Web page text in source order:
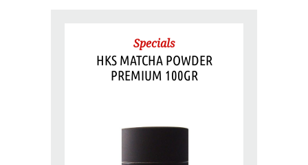
Specials
HKS MATCHA POWDER
PREMIUM 100GR